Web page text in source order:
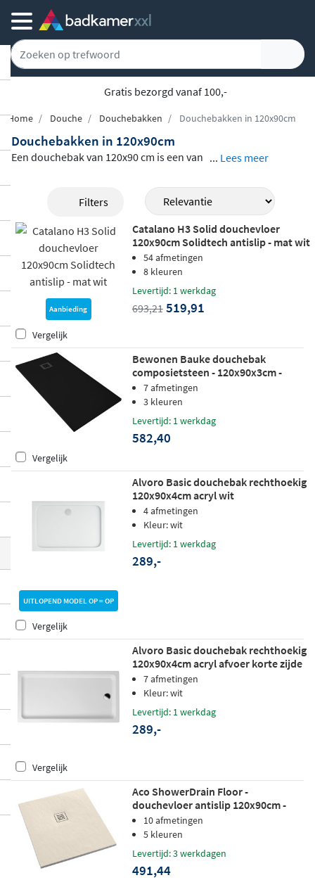
Gratis bezorgd vanaf 100,-
Home Douche Douchebakken Douchebakken in 120x90cm
Douchebakken in 120x90cm
Een douchebak van 120x90 cm is een van
oor dagelijks comfort, maar compact gen
oeg voor de meeste badkamers. Dit assort
iment brengt modellen samen van merke
n als Villeroy & Boch, Riho, Alvoro, Brauer,
Duravit, Aco en Catalano. Je kiest uit dive
rse materialen, waaronder acryl, composi
etsteen, mineraalmarmer, kunstmarmer e
n Solidtech, en uit een breed kleurpalet va
n klassiek wit tot antraciet en mat zwart.M
odellen zijn beschikbaar met of zonder an
tislip , voor inbouw in de vloer of plaatsing
op de vloer.
... Lees meer
Filters
Aanbieding
Catalano H3 Solid douchevloer
120x90cm Solidtech antislip - mat wit
54 afmetingen
8 kleuren
Levertijd: 1 werkdag
693,21 519,91
Vergelijk
Bewonen Bauke douchebak
composietsteen - 120x90x3cm -
zwart
7 afmetingen
3 kleuren
Levertijd: 1 werkdag
582,40
Vergelijk
UITLOPEND MODEL OP = OP
Alvoro Basic douchebak rechthoekig
120x90x4cm acryl wit
4 afmetingen
Kleur: wit
Levertijd: 1 werkdag
289,-
Vergelijk
Alvoro Basic douchebak rechthoekig
120x90x4cm acryl afvoer korte zijde
wit7 afmetingen
Kleur: wit
Levertijd: 1 werkdag
289,-
Vergelijk
Aco ShowerDrain Floor -
douchevloer antislip 120x90cm -
zand10 afmetingen
5 kleuren
Levertijd: 3 werkdagen
491,44